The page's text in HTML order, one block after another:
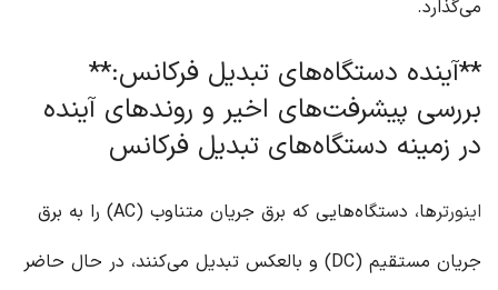
می‌گذارد.
**آینده دستگاه‌های تبدیل فرکانس:**
بررسی پیشرفت‌های اخیر و روندهای آینده
در زمینه دستگاه‌های تبدیل فرکانس
اینورتر
ها، دستگاه‌هایی که برق جریان متناوب (AC) را به برق
جریان مستقیم (DC) و بالعکس تبدیل می‌کنند، در حال حاضر